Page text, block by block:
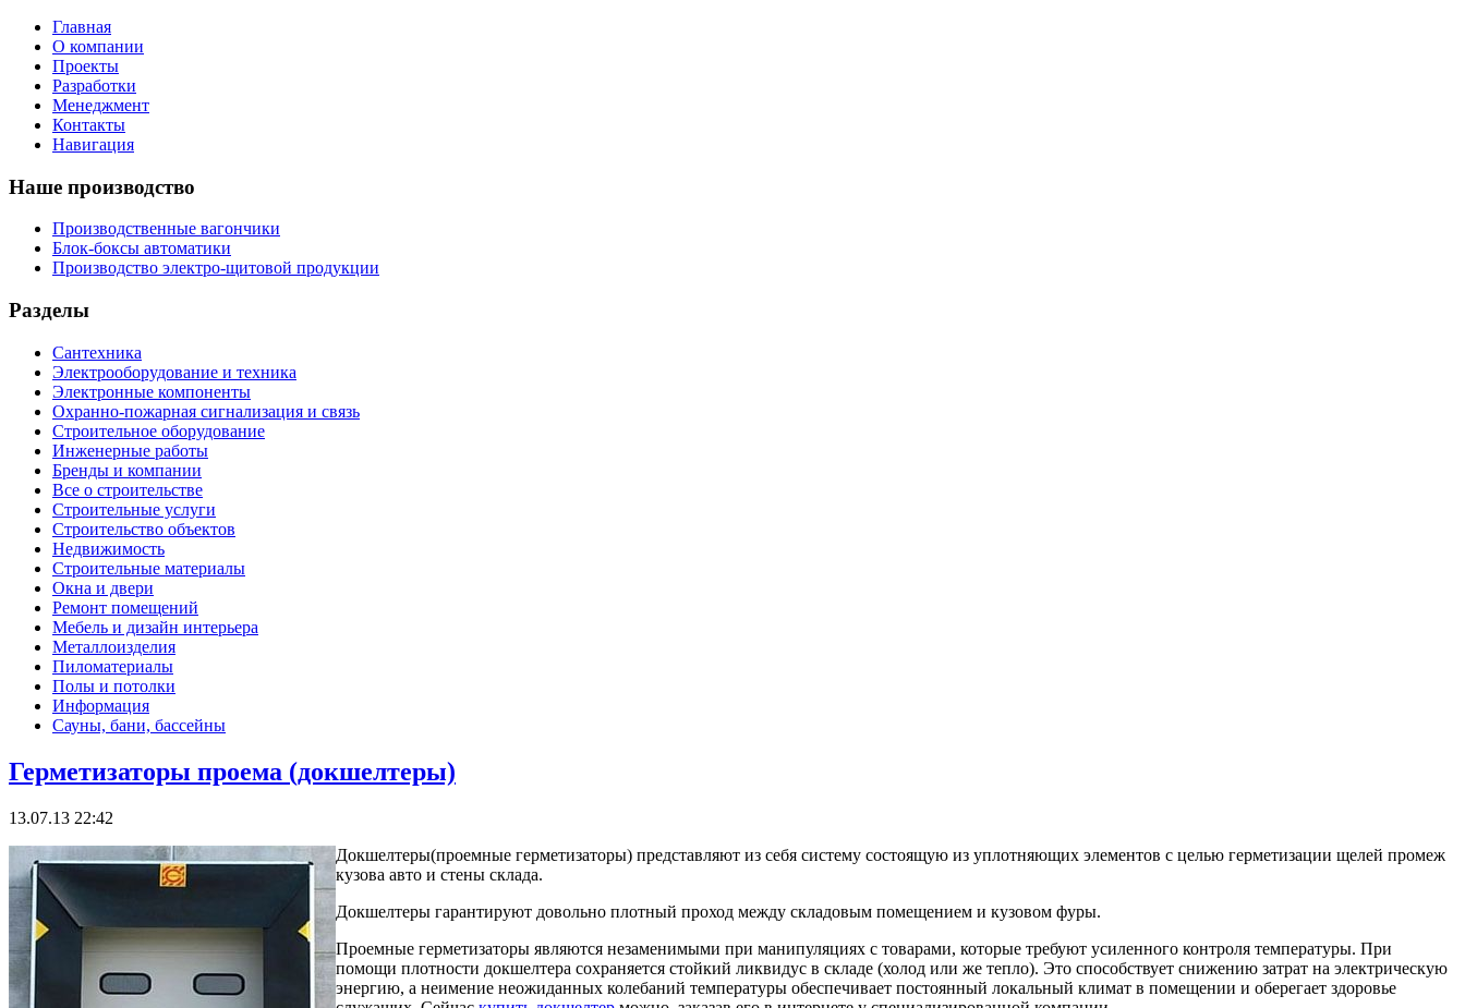
Главная
О компании
Проекты
Разработки
Менеджмент
Контакты
Навигация
Наше производство
Производственные вагончики
Блок-боксы автоматики
Производство электро-щитовой продукции
Разделы
Сантехника
Электрооборудование и техника
Электронные компоненты
Охранно-пожарная сигнализация и связь
Строительное оборудование
Инженерные работы
Бренды и компании
Все о строительстве
Строительные услуги
Строительство объектов
Недвижимость
Строительные материалы
Окна и двери
Ремонт помещений
Мебель и дизайн интерьера
Металлоизделия
Пиломатериалы
Полы и потолки
Информация
Сауны, бани, бассейны
Герметизаторы проема (докшелтеры)
13.07.13 22:42
Докшелтеры(проемные герметизаторы) представляют из себя систему состоящую из уплотняющих элементов с целью герметизации щелей промеж
кузова авто и стены склада.
Докшелтеры гарантируют довольно плотный проход между складовым помещением и кузовом фуры.
Проемные герметизаторы являются незаменимыми при манипуляциях с товарами, которые требуют усиленного контроля температуры. При
помощи плотности докшелтера сохраняется стойкий ликвидус в складе (холод или же тепло). Это способствует снижению затрат на электрическую
энергию, а неимение неожиданных колебаний температуры обеспечивает постоянный локальный климат в помещении и оберегает здоровье